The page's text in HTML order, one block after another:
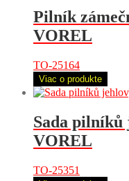
Pilník
VOREL
TO-25164
Viac o produkte
Sada pilníků
VOREL
TO-25351